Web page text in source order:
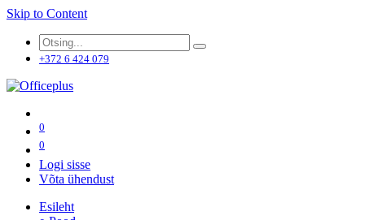
Skip to Content
+372 6 424 079
0
0
Logi sisse
Võta ühendust
Esileht